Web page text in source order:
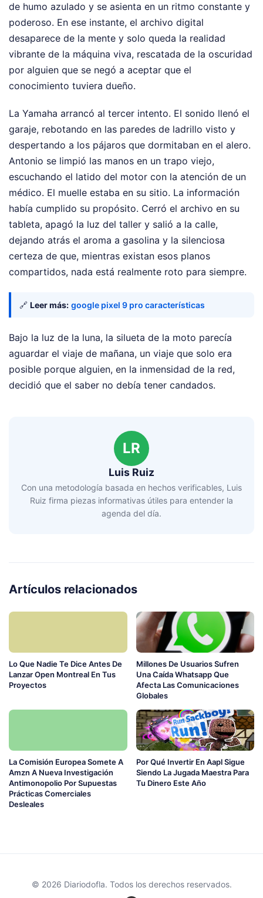
de humo azulado y se asienta en un ritmo constante y
poderoso. En ese instante, el archivo digital
desaparece de la mente y solo queda la realidad
vibrante de la máquina viva, rescatada de la oscuridad
por alguien que se negó a aceptar que el
conocimiento tuviera dueño.
La Yamaha arrancó al tercer intento. El sonido llenó el
garaje, rebotando en las paredes de ladrillo visto y
despertando a los pájaros que dormitaban en el alero.
Antonio se limpió las manos en un trapo viejo,
escuchando el latido del motor con la atención de un
médico. El muelle estaba en su sitio. La información
había cumplido su propósito. Cerró el archivo en su
tableta, apagó la luz del taller y salió a la calle,
dejando atrás el aroma a gasolina y la silenciosa
certeza de que, mientras existan esos planos
compartidos, nada está realmente roto para siempre.
🔗 Leer más: google pixel 9 pro características
Bajo la luz de la luna, la silueta de la moto parecía
aguardar el viaje de mañana, un viaje que solo era
posible porque alguien, en la inmensidad de la red,
decidió que el saber no debía tener candados.
LR
Luis Ruiz
Con una metodología basada en hechos verificables, Luis
Ruiz firma piezas informativas útiles para entender la
agenda del día.
Artículos relacionados
Lo Que Nadie Te Dice Antes De
Lanzar Open Montreal En Tus
Proyectos
Millones De Usuarios Sufren
Una Caída Whatsapp Que
Afecta Las Comunicaciones
Globales
La Comisión Europea Somete A
Amzn A Nueva Investigación
Antimonopolio Por Supuestas
Prácticas Comerciales
Desleales
Por Qué Invertir En Aapl Sigue
Siendo La Jugada Maestra Para
Tu Dinero Este Año
© 2026 Diariodofla. Todos los derechos reservados.